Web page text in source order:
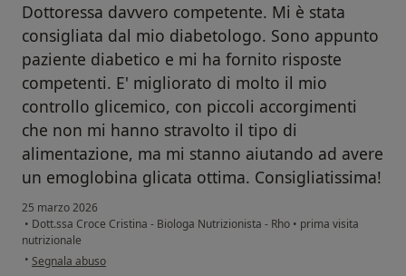
Dottoressa davvero competente. Mi è stata
consigliata dal mio diabetologo. Sono appunto
paziente diabetico e mi ha fornito risposte
competenti. E' migliorato di molto il mio
controllo glicemico, con piccoli accorgimenti
che non mi hanno stravolto il tipo di
alimentazione, ma mi stanno aiutando ad avere
un emoglobina glicata ottima. Consigliatissima!
25 marzo 2026
• Dott.ssa Croce Cristina - Biologa Nutrizionista - Rho • prima visita
nutrizionale
• secondo l'opinione dell'utente Francesco B
Segnala abuso